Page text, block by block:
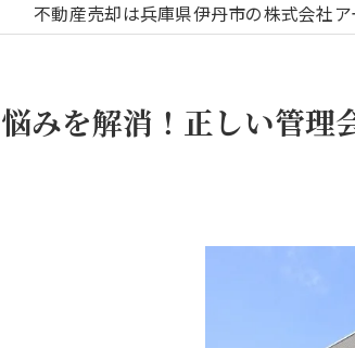
不動産売却は兵庫県伊丹市の株式会社
みを解消！正しい管理